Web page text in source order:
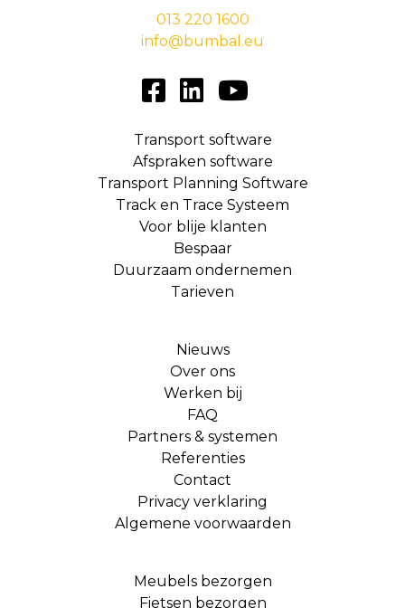
013 220 1600
info@bumbal.eu
Transport software
Afspraken software
Transport Planning Software
Track en Trace Systeem
Voor blije klanten
Bespaar
Duurzaam ondernemen
Tarieven
Nieuws
Over ons
Werken bij
FAQ
Partners & systemen
Referenties
Contact
Privacy verklaring
Algemene voorwaarden
Meubels bezorgen
Fietsen bezorgen